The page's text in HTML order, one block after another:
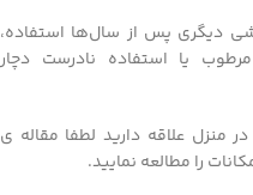
دیگری پس از سال‌ها استفاده،
یا استفاده نادرست دچار
علاقه دارید لطفا مقاله ی
را مطالعه نمایید.